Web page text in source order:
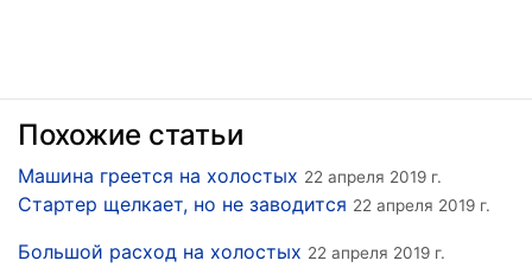
Похожие статьи
Машина греется на холостых 22 апреля 2019 г.
Стартер щелкает, но не заводится 22 апреля 2019 г.
Большой расход на холостых 22 апреля 2019 г.